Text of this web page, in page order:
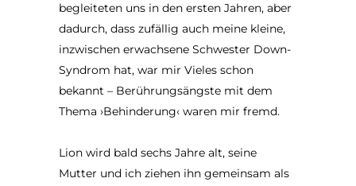
begleiteten uns in den ersten Jahren, aber
dadurch, dass zufällig auch meine kleine,
inzwischen erwachsene Schwester Down-
Syndrom hat, war mir Vieles schon
bekannt – Berührungsängste mit dem
Thema ›Behinderung‹ waren mir fremd.
Lion wird bald sechs Jahre alt, seine
Mutter und ich ziehen ihn gemeinsam als